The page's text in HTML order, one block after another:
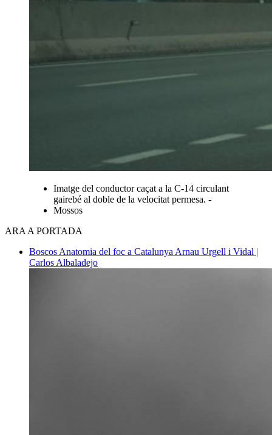
Imatge del conductor caçat a la C-14 circulant
gairebé al doble de la velocitat permesa. -
Mossos
ARA A PORTADA
Boscos Anatomia del foc a Catalunya Arnau Urgell i Vidal |
Carlos Albaladejo